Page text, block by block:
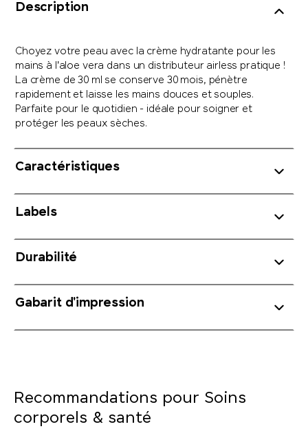
Description
Choyez votre peau avec la crème hydratante pour les
mains à l'aloe vera dans un distributeur airless pratique !
La crème de 30 ml se conserve 30 mois, pénètre
rapidement et laisse les mains douces et souples.
Parfaite pour le quotidien - idéale pour soigner et
protéger les peaux sèches.
Caractéristiques
Labels
Durabilité
Gabarit d'impression
Recommandations pour Soins
corporels & santé